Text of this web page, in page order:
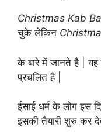
Christmas Kab
चुके लेकिन
के बारे में जानते है | यह
प्रचलित है |
ईसाई धर्म के लोग इस
इसकी तैयारी शुरु कर